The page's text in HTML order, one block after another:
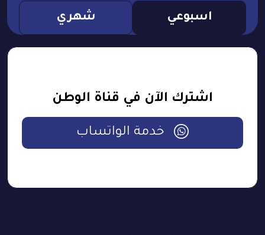
اسبوعي شهري
اشترك الآن في قناة الوطن
خدمة الواتساب